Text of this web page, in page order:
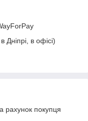
Дніпрі, в офісі)
рахунок покупця